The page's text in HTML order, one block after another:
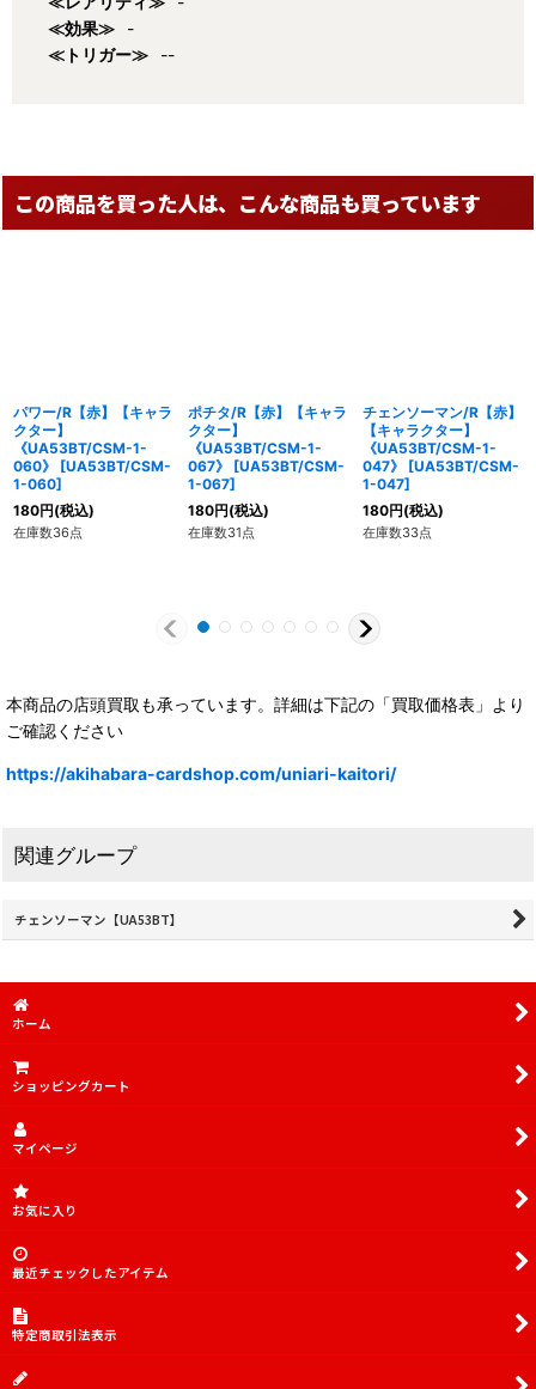
≪効果≫
-
≪トリガー≫
--
この商品を買った人は、こんな商品も買っています
パワー/R【赤】【キャラ
クター】
《UA53BT/CSM-1-
060》
[UA53BT/CSM-
1-060]
180円(税込)
在庫数36点
ポチタ/R【赤】【キャラ
クター】
《UA53BT/CSM-1-
067》
[UA53BT/CSM-
1-067]
180円(税込)
在庫数31点
チェンソーマン/R【赤】
【キャラクター】
《UA53BT/CSM-1-
047》
[UA53BT/CSM-
1-047]
180円(税込)
在庫数33点
本商品の店頭買取も承っています。詳細は下記の「買取価格表」より
ご確認ください
https://akihabara-cardshop.com/uniari-kaitori/
関連グループ
チェンソーマン【UA53BT】
ホーム
ショッピングカート
マイページ
お気に入り
最近チェックしたアイテム
特定商取引法表示